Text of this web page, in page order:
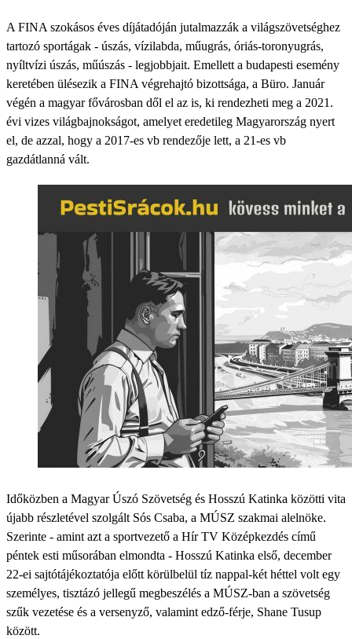
A FINA szokásos éves díjátadóján jutalmazzák a világszövetséghez
tartozó sportágak - úszás, vízilabda, műugrás, óriás-toronyugrás,
nyíltvízi úszás, műúszás - legjobbjait. Emellett a budapesti esemény
keretében ülésezik a FINA végrehajtó bizottsága, a Büro. Január
végén a magyar fővárosban dől el az is, ki rendezheti meg a 2021.
évi vizes világbajnokságot, amelyet eredetileg Magyarország nyert
el, de azzal, hogy a 2017-es vb rendezője lett, a 21-es vb
gazdátlanná vált.
Időközben a Magyar Úszó Szövetség és Hosszú Katinka közötti vita
újabb részletével szolgált Sós Csaba, a MÚSZ szakmai alelnöke.
Szerinte - amint azt a sportvezető a Hír TV Középkezdés című
péntek esti műsorában elmondta - Hosszú Katinka első, december
22-ei sajtótájékoztatója előtt körülbelül tíz nappal-két héttel volt egy
személyes, tisztázó jellegű megbeszélés a MÚSZ-ban a szövetség
szűk vezetése és a versenyző, valamint edző-férje, Shane Tusup
között.